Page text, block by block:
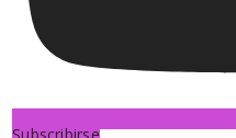
Subscribirse